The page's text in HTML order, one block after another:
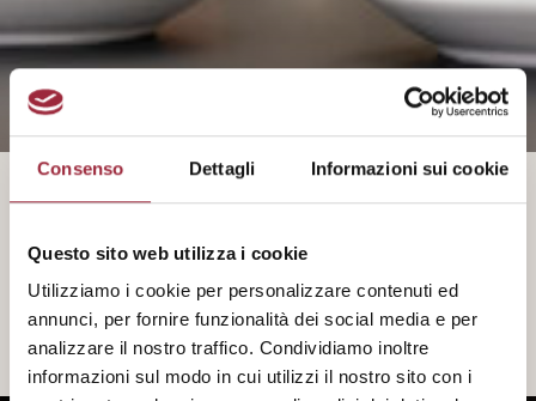
Consenso Dettagli Informazioni sui cookie
Questo sito web utilizza i cookie
Utilizziamo i cookie per personalizzare contenuti ed
annunci, per fornire funzionalità dei social media e per
analizzare il nostro traffico. Condividiamo inoltre
informazioni sul modo in cui utilizzi il nostro sito con i
Ogni cosa a suo tempo